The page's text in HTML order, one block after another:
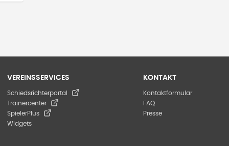
VEREINSSERVICES
Schiedsrichterportal
Trainercenter
SpielerPlus
Widgets
KONTAKT
Kontaktformular
FAQ
Presse